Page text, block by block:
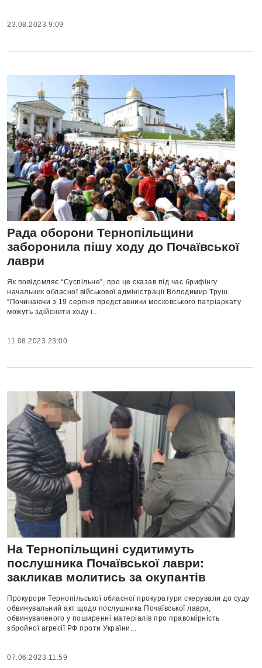
23.08.2023 9:09
Рада оборони Тернопільщини
заборонила пішу ходу до Почаївської
лаври
Як повідомляє “Суспільне”, про це сказав під час брифінгу
начальник обласної військової адміністрації Володимир Труш.
“Починаючи з 19 серпня представники московського патріархату
можуть здійснити ходу і...
11.08.2023 23:00
На Тернопільщині судитимуть
послушника Почаївської лаври:
закликав молитись за окупантів
Прокурори Тернопільської обласної прокуратури скерували до суду
обвинувальний акт щодо послушника Почаївської лаври,
обвинуваченого у поширенні матеріалів про правомірність
збройної агресії РФ проти України...
07.06.2023 11:59